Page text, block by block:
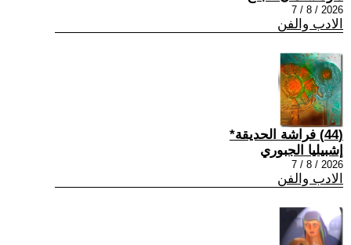
2026 / 8 / 7
الادب والفن
(44) فراشة الحديقة*
إشبيليا الجبوري
2026 / 8 / 7
الادب والفن